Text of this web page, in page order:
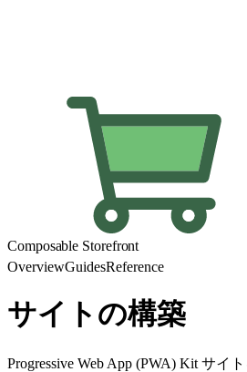
Composable Storefront
OverviewGuidesReference
サイトの構築
Progressive Web App (PWA) Kit サイ